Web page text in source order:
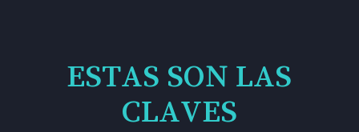
ESTAS SON LAS
CLAVES